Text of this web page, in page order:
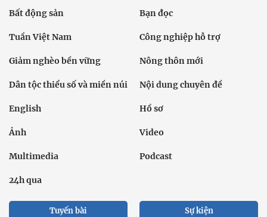
Bất động sản Bạn đọc
Tuần Việt Nam Công nghiệp hỗ trợ
Giảm nghèo bền vững Nông thôn mới
Dân tộc thiểu số và miền núi Nội dung chuyên đề
English Hồ sơ
Ảnh Video
Multimedia Podcast
24h qua
Tuyến bài Sự kiện